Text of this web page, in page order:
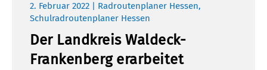
2. Februar 2022 | Radroutenplaner Hessen,
Schulradroutenplaner Hessen
Der Landkreis Waldeck-
Frankenberg erarbeitet